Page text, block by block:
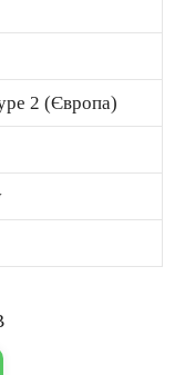
2 (Європа)